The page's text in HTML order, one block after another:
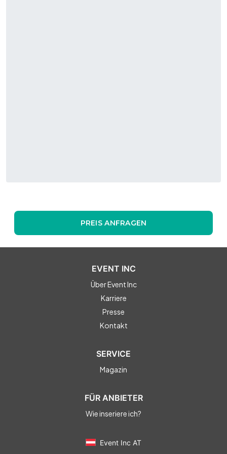
PREIS ANFRAGEN
EVENT INC
Über Event Inc
Karriere
Presse
Kontakt
SERVICE
Magazin
FÜR ANBIETER
Wie inseriere ich?
Event Inc AT